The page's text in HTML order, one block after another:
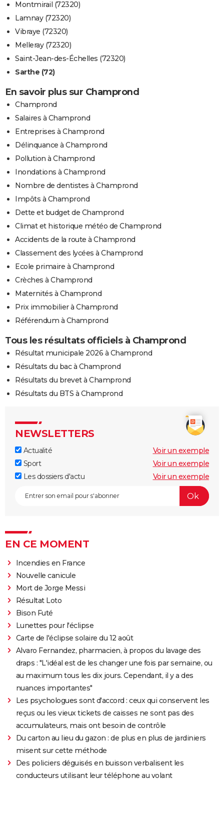
Montmirail (72320)
Lamnay (72320)
Vibraye (72320)
Melleray (72320)
Saint-Jean-des-Échelles (72320)
Sarthe (72)
En savoir plus sur Champrond
Champrond
Salaires à Champrond
Entreprises à Champrond
Délinquance à Champrond
Pollution à Champrond
Inondations à Champrond
Nombre de dentistes à Champrond
Impôts à Champrond
Dette et budget de Champrond
Climat et historique météo de Champrond
Accidents de la route à Champrond
Classement des lycées à Champrond
Ecole primaire à Champrond
Crèches à Champrond
Maternités à Champrond
Prix immobilier à Champrond
Référendum à Champrond
Tous les résultats officiels à Champrond
Résultat municipale 2026 à Champrond
Résultats du bac à Champrond
Résultats du brevet à Champrond
Résultats du BTS à Champrond
NEWSLETTERS
Actualité
Voir un exemple
Sport
Voir un exemple
Les dossiers d'actu
Voir un exemple
EN CE MOMENT
Incendies en France
Nouvelle canicule
Mort de Jorge Messi
Résultat Loto
Bison Futé
Lunettes pour l'éclipse
Carte de l'éclipse solaire du 12 août
Alvaro Fernandez, pharmacien, à propos du lavage des
draps : "L'idéal est de les changer une fois par semaine, ou
au maximum tous les dix jours. Cependant, il y a des
nuances importantes"
Les psychologues sont d'accord : ceux qui conservent les
reçus ou les vieux tickets de caisses ne sont pas des
accumulateurs, mais ont besoin de contrôle
Du carton au lieu du gazon : de plus en plus de jardiniers
misent sur cette méthode
Des policiers déguisés en buisson verbalisent les
conducteurs utilisant leur téléphone au volant